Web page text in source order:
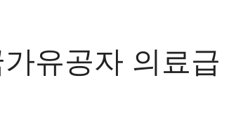
유공자 의료급